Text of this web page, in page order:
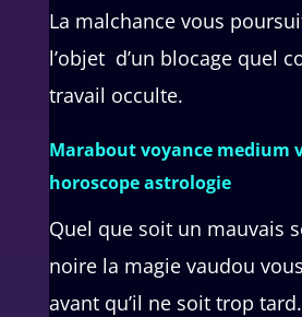
La malchance vous
l’objet d’un blocage quel
travail occulte.
Marabout voyance medium
horoscope astrologie
Quel que soit un mauvais
noire la magie vaudou
avant qu’il ne soit trop tard.